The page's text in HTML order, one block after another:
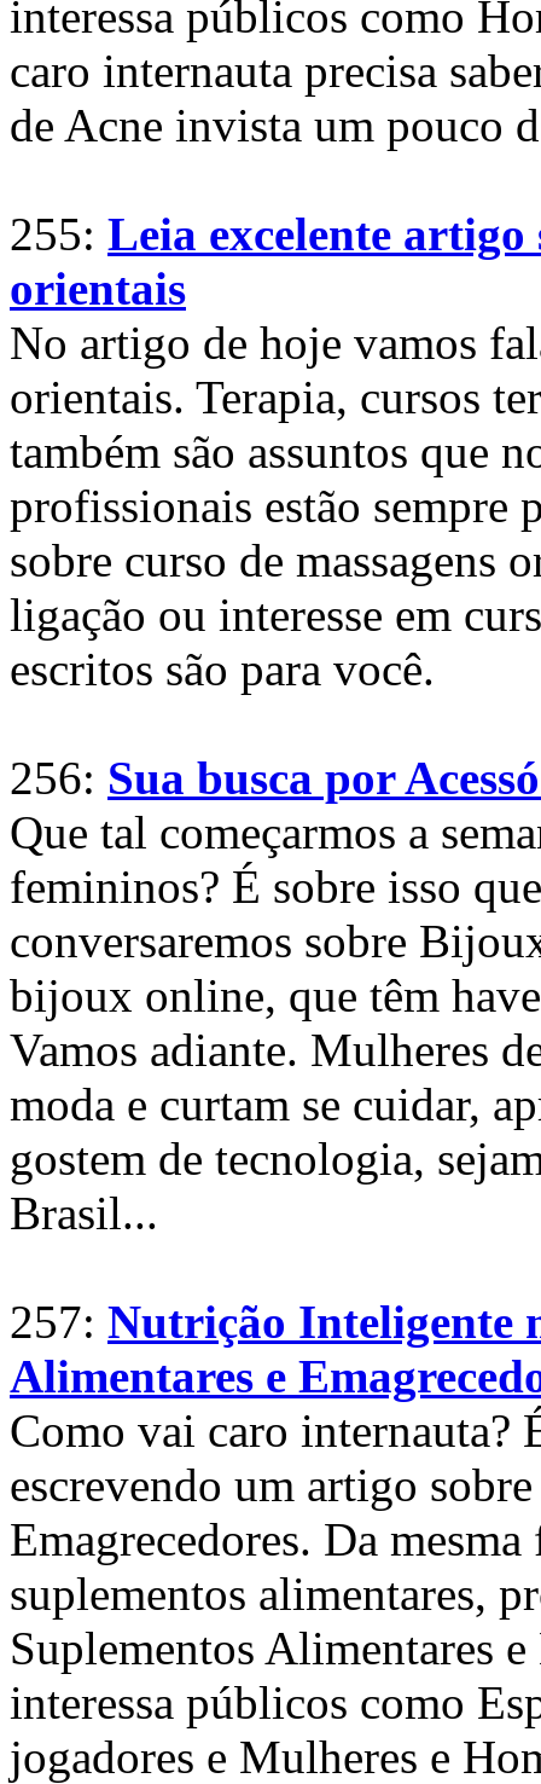
interessa públicos como
caro internauta precisa
de Acne invista um pouco
255: Leia excelente artigo
orientais
No artigo de hoje vamos
orientais. Terapia, cursos
também são assuntos que
profissionais estão sempre
sobre curso de massagens
ligação ou interesse em
escritos são para você.
256: Sua busca por
Que tal começarmos a
femininos? É sobre isso
conversaremos sobre
bijoux online, que têm
Vamos adiante. Mulheres
moda e curtam se cuidar,
gostem de tecnologia,
Brasil...
257: Nutrição Inteligente
Alimentares e
Como vai caro internauta?
escrevendo um artigo
Emagrecedores. Da
suplementos alimentares,
Suplementos Alimentares
interessa públicos como
jogadores e Mulheres e